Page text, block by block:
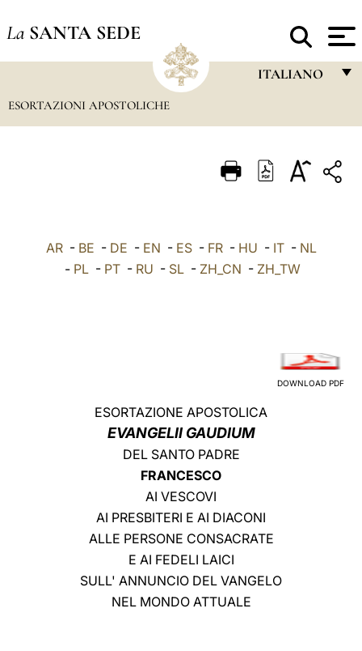
La SANTA SEDE
ITALIANO
ITALIANO
DEUTSCH
中文
LATINE
ESORTAZIONI APOSTOLICHE
AR- BE - DE - EN - ES- FR- HU - IT- NL
- PL - PT - RU - SL - ZH_CN - ZH_TW
DOWNLOAD PDF
ESORTAZIONE APOSTOLICA
EVANGELII GAUDIUM
DEL SANTO PADRE
FRANCESCO
AI VESCOVI
AI PRESBITERI E AI DIACONI
ALLE PERSONE CONSACRATE
E AI FEDELI LAICI
SULL' ANNUNCIO DEL VANGELO
NEL MONDO ATTUALE